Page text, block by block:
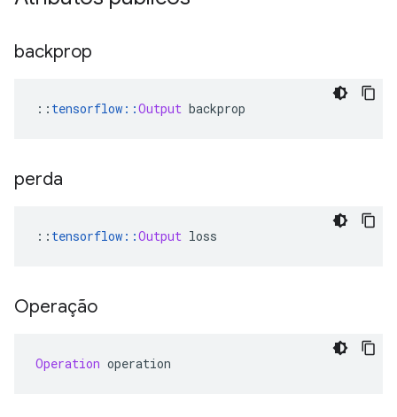
backprop
:: tensorflow ::Output backprop
perda
:: tensorflow ::Output loss
Operação
Operation operation